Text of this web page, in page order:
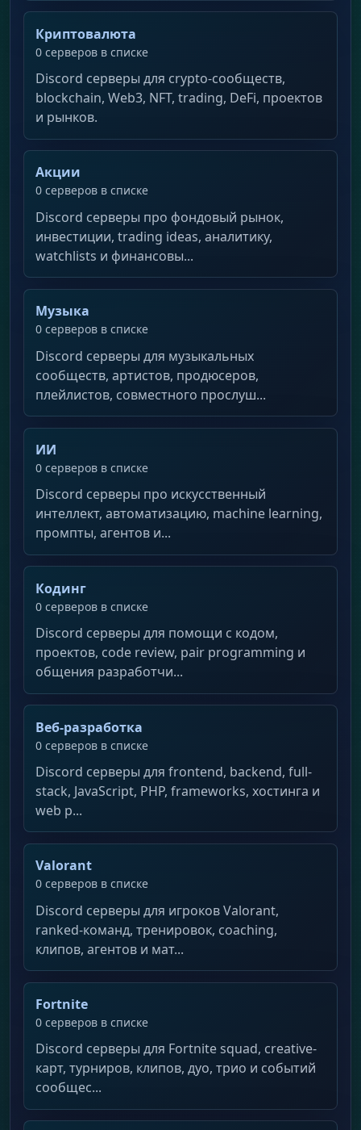
Криптовалюта
0 серверов в списке
Discord серверы для crypto-сообществ,
blockchain, Web3, NFT, trading, DeFi, проектов
и рынков.
Акции
0 серверов в списке
Discord серверы про фондовый рынок,
инвестиции, trading ideas, аналитику,
watchlists и финансовы...
Музыка
0 серверов в списке
Discord серверы для музыкальных
сообществ, артистов, продюсеров,
плейлистов, совместного прослуш...
ИИ
0 серверов в списке
Discord серверы про искусственный
интеллект, автоматизацию, machine learning,
промпты, агентов и...
Кодинг
0 серверов в списке
Discord серверы для помощи с кодом,
проектов, code review, pair programming и
общения разработчи...
Веб-разработка
0 серверов в списке
Discord серверы для frontend, backend, full-
stack, JavaScript, PHP, frameworks, хостинга и
web p...
Valorant
0 серверов в списке
Discord серверы для игроков Valorant,
ranked-команд, тренировок, coaching,
клипов, агентов и мат...
Fortnite
0 серверов в списке
Discord серверы для Fortnite squad, creative-
карт, турниров, клипов, дуо, трио и событий
сообщес...